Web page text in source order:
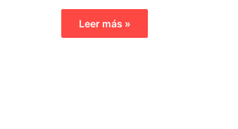
Leer más »